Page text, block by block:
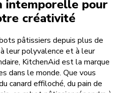
intemporelle pour
créativité
pâtissiers depuis plus de
à leur polyvalence et à leur
KitchenAid est la marque
dans le monde. Que vous
canard effiloché, du pain de